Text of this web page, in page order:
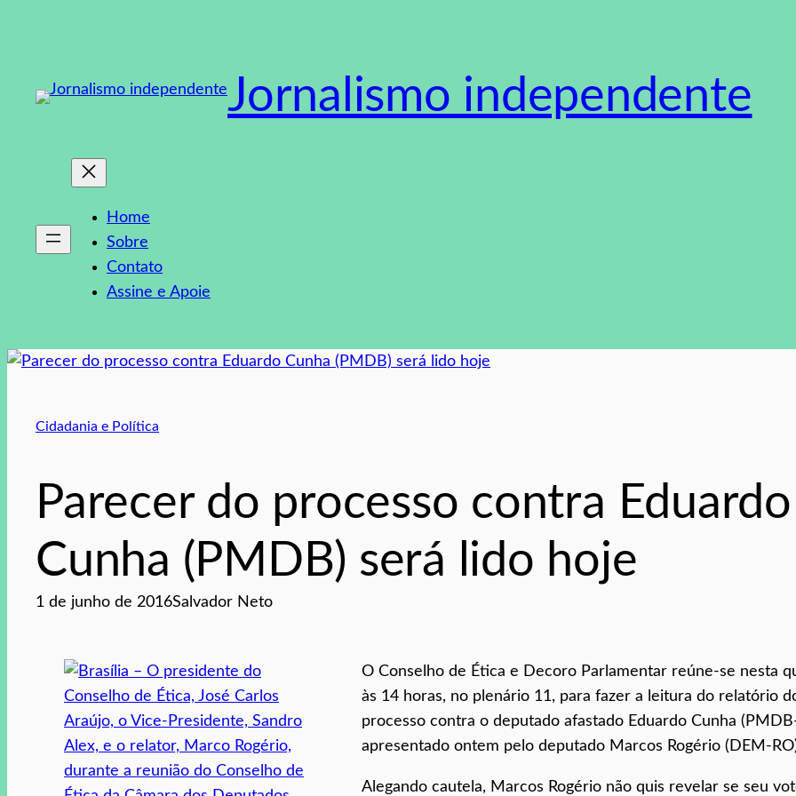
conteúdo
Jornalismo independente
Home
Sobre
Contato
Assine e Apoie
Cidadania e Política
Parecer do processo contra Eduardo
Cunha (PMDB) será lido hoje
1 de junho de 2016Salvador Neto
OConselho de Ética e Decoro Parlamentar reúne-se nesta
às 14 horas, no plenário 11, para fazer a leitura do relatório
processo contra o deputado afastado Eduardo Cunha
apresentado ontem pelo deputado Marcos Rogério (DEM-
Alegando cautela, Marcos Rogério não quis revelar se seu